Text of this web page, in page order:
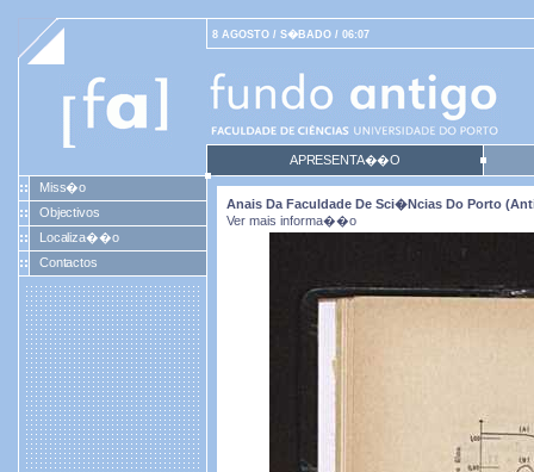
8 AGOSTO / S�BADO / 06:07
APRESENTA��O
Miss�o
Objectivos
Localiza��o
Contactos
Anais Da Faculdade De Sci�ncias Do Porto
Ver mais informa��o